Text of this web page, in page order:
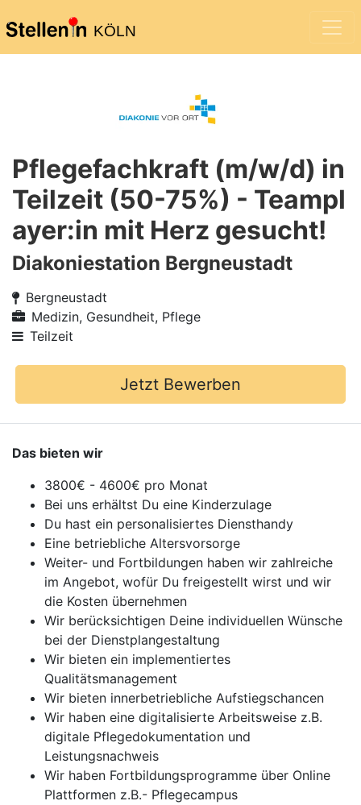
KÖLN
Pflegefachkraft (m/w/d) in
Teilzeit (50-75%) - Teampl
ayer:in mit Herz gesucht!
Diakoniestation Bergneustadt
Bergneustadt
Medizin, Gesundheit, Pflege
Teilzeit
Jetzt Bewerben
Das bieten wir
3800€ - 4600€ pro Monat
Bei uns erhältst Du eine Kinderzulage
Du hast ein personalisiertes Diensthandy
Eine betriebliche Altersvorsorge
Weiter- und Fortbildungen haben wir zahlreiche
im Angebot, wofür Du freigestellt wirst und wir
die Kosten übernehmen
Wir berücksichtigen Deine individuellen Wünsche
bei der Dienstplangestaltung
Wir bieten ein implementiertes
Qualitätsmanagement
Wir bieten innerbetriebliche Aufstiegschancen
Wir haben eine digitalisierte Arbeitsweise z.B.
digitale Pflegedokumentation und
Leistungsnachweis
Wir haben Fortbildungsprogramme über Online
Plattformen z.B.- Pflegecampus